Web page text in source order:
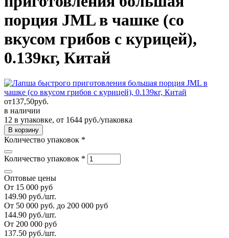
порция JML в чашке (со
вкусом грибов с курицей),
0.139кг, Китай
от137,50руб.
в наличии
12 в упаковке, от 1644 руб./упаковка
Количество упаковок *
Количество упаковок *
Оптовые цены
От 15 000 руб
149.90 руб./шт.
От 50 000 руб. до 200 000 руб
144.90 руб./шт.
От 200 000 руб
137.50 руб./шт.